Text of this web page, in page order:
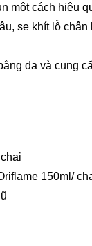
một cách hiệu
se khít lỗ
da và cung
150ml/